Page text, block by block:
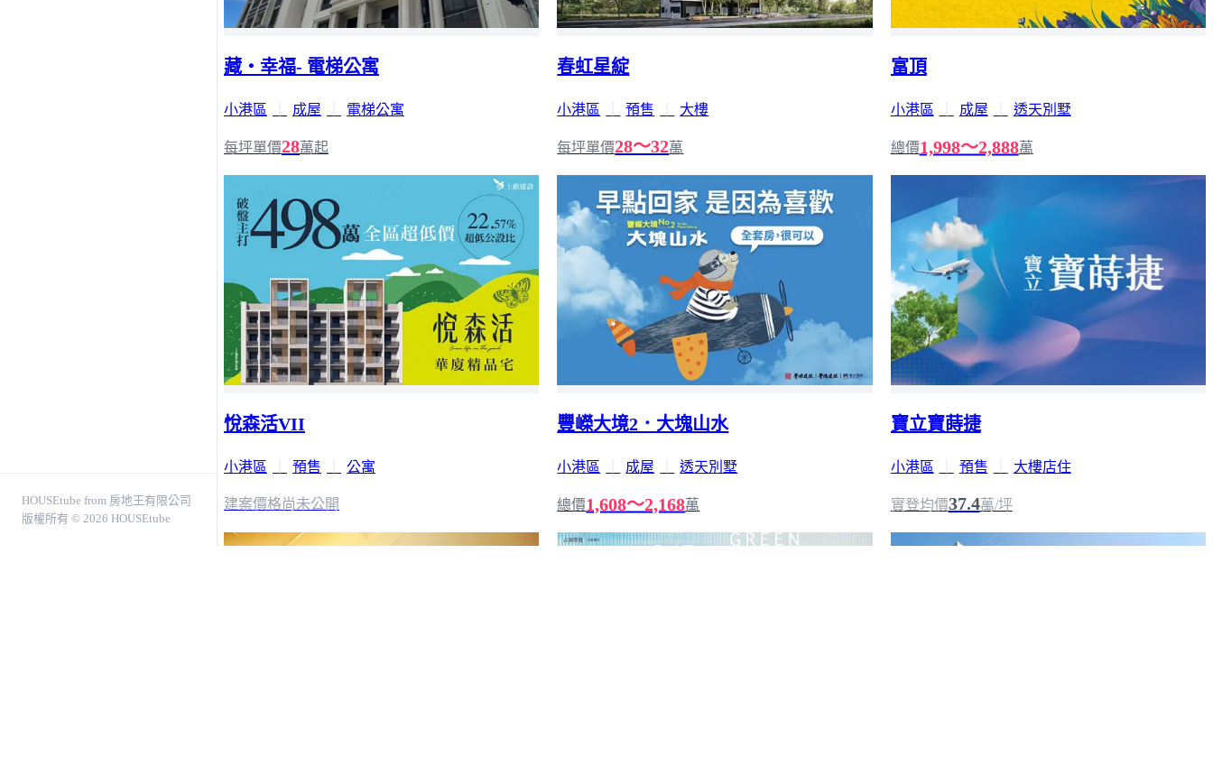
HOUSEtube from 房地王有限公司
版權所有 © 2026 HOUSEtube
藏・幸福- 電梯公寓
小港區 成屋 電梯公寓
每坪單價28萬起
春虹星綻
小港區 預售 大樓
每坪單價28～32萬
富頂
小港區 成屋 透天別墅
總價1,998～2,888萬
悅森活VII
小港區 預售 公寓
建案價格尚未公開
豐嶸大境2．大塊山水
小港區 成屋 透天別墅
總價1,608～2,168萬
寶立寶蒔捷
小港區 預售 大樓店住
實登均價37.4萬/坪